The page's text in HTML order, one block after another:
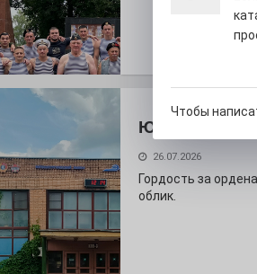
Юбилейным
26.07.2026
Гордость за
облик.
Чтобы